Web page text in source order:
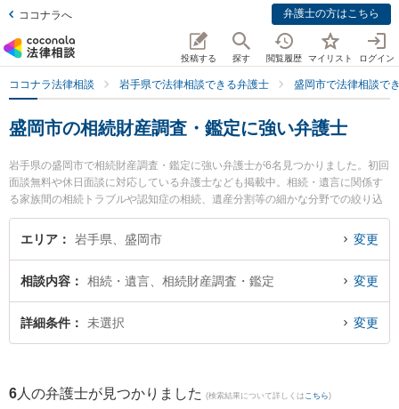
ココナラへ 弁護士の方はこちら
投稿する 探す 閲覧履歴 マイリスト ログイン
ココナラ法律相談 岩手県で法律相談できる弁護士 盛岡市で法律相談で
盛岡市の相続財産調査・鑑定に強い弁護士
岩手県の盛岡市で相続財産調査・鑑定に強い弁護士が6名見つかりました。初回
面談無料や休日面談に対応している弁護士なども掲載中。相続・遺言に関係す
る家族間の相続トラブルや認知症の相続、遺産分割等の細かな分野での絞り込
み検索もでき便利です。特に弁護士法人稲葉セントラル法律事務所 盛岡オフィ
スの田中 宏宜弁護士やベリーベスト法律事務所 盛岡オフィスの小野寺 宏行弁
査・鑑定のトラブルを今すぐに弁護士に相談したい』『相続財産調査・鑑定の
トラブル解決の実績豊富な近くの弁護士を検索したい』『初回相談無料で相続
財産調査・鑑定を法律相談できる盛岡市内の弁護士に相談予約したい』などで
エリア 岩手県、盛岡市 変更
相談内容 相続・遺言、相続財産調査・鑑定 変更
詳細条件 未選択 変更
6 人の弁護士が見つかりました (検索結果について詳しくは こちら)